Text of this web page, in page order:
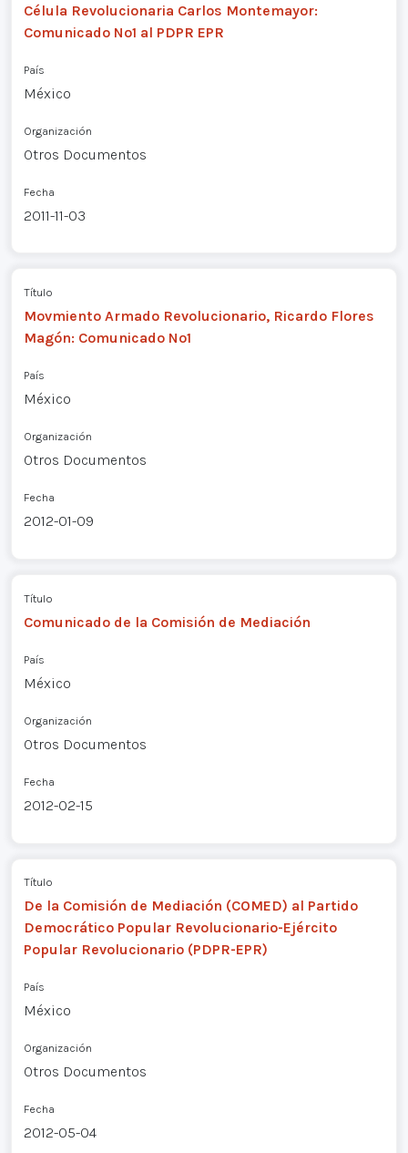
Célula Revolucionaria Carlos Montemayor:
Comunicado Nº1 al PDPR EPR
País
México
Organización
Otros Documentos
Fecha
2011-11-03
Título
Movmiento Armado Revolucionario, Ricardo Flores
Magón: Comunicado Nº1
País
México
Organización
Otros Documentos
Fecha
2012-01-09
Título
Comunicado de la Comisión de Mediación
País
México
Organización
Otros Documentos
Fecha
2012-02-15
Título
De la Comisión de Mediación (COMED) al Partido
Democrático Popular Revolucionario-Ejército
Popular Revolucionario (PDPR-EPR)
País
México
Organización
Otros Documentos
Fecha
2012-05-04